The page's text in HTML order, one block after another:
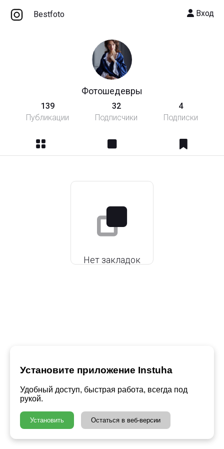
Установите приложение Instuha
Удобный доступ, быстрая работа, всегда под
рукой.
Установить Остаться в веб-версии
Bestfoto Вход
Фотошедевры
139
Публикации
32
Подписчики
4
Подписки
Нет закладок